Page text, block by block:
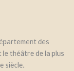
des
théâtre de la plus
siècle.